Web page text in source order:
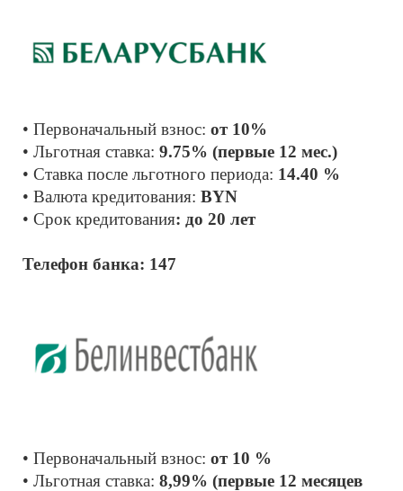
• Первоначальный взнос: от 10%
• Льготная ставка: 9.75% (первые 12 мес.)
• Ставка после льготного периода: 14.40 %
• Валюта кредитования: BYN
• Срок кредитования: до 20 лет
Телефон банка: 147
• Первоначальный взнос: от 10 %
• Льготная ставка: 8,99% (первые 12 месяцев